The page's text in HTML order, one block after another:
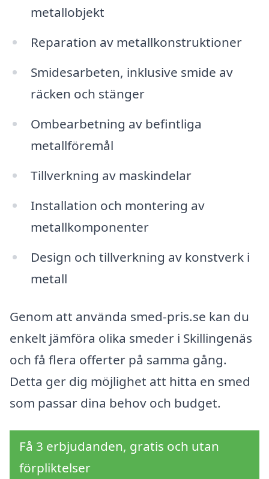
metallobjekt
Reparation av metallkonstruktioner
Smidesarbeten, inklusive smide av
räcken och stänger
Ombearbetning av befintliga
metallföremål
Tillverkning av maskindelar
Installation och montering av
metallkomponenter
Design och tillverkning av konstverk i
metall
Genom att använda smed-pris.se kan du
enkelt jämföra olika smeder i Skillingenäs
och få flera offerter på samma gång.
Detta ger dig möjlighet att hitta en smed
som passar dina behov och budget.
Få 3 erbjudanden, gratis och utan
förpliktelser